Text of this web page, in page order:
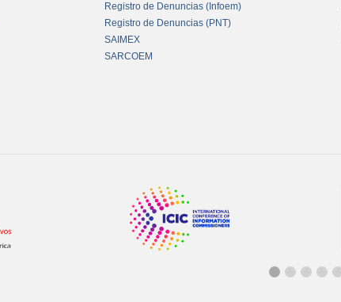
Registro de Denuncias (Infoem)
Registro de Denuncias (PNT)
SAIMEX
SARCOEM